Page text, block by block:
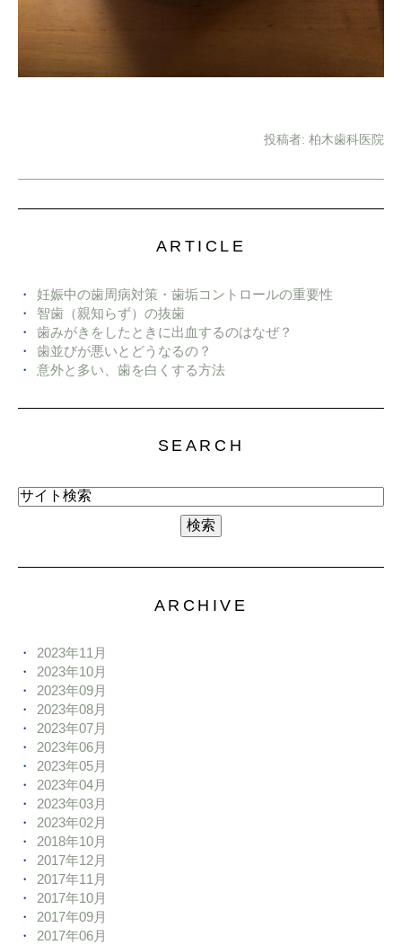
投稿者: 柏木歯科医院
ARTICLE
妊娠中の歯周病対策・歯垢コントロールの重要性
智歯（親知らず）の抜歯
歯みがきをしたときに出血するのはなぜ？
歯並びが悪いとどうなるの？
意外と多い、歯を白くする方法
SEARCH
ARCHIVE
2023年11月
2023年10月
2023年09月
2023年08月
2023年07月
2023年06月
2023年05月
2023年04月
2023年03月
2023年02月
2018年10月
2017年12月
2017年11月
2017年10月
2017年09月
2017年06月